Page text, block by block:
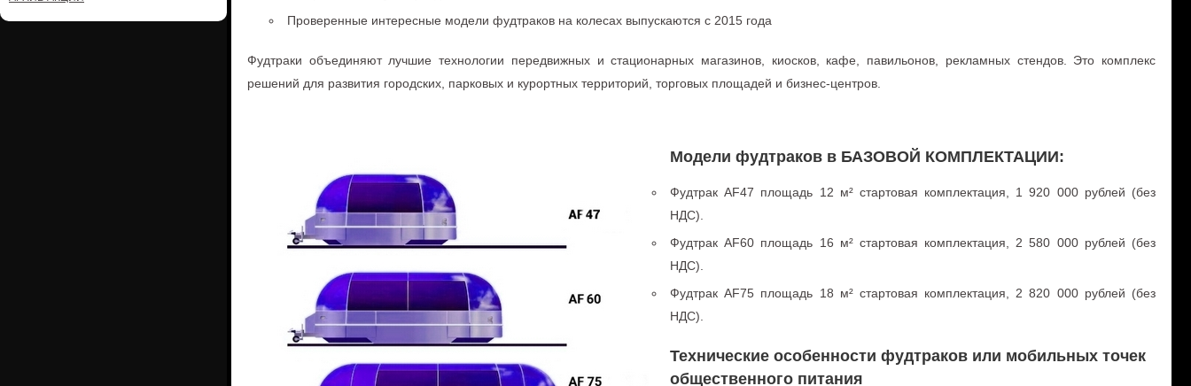
Проверенные интересные модели фудтраков на колесах выпускаются с 2015 года
Фудтраки объединяют лучшие технологии передвижных и стационарных магазинов, киосков, кафе, павильонов, рекламных стендов. Это комплекс
решений для развития городских, парковых и курортных территорий, торговых площадей и бизнес-центров.
Модели фудтраков в БАЗОВОЙ КОМПЛЕКТАЦИИ:
Фудтрак AF47 площадь 12 м² стартовая комплектация, 1 920 000 рублей (без
НДС).
Фудтрак AF60 площадь 16 м² стартовая комплектация, 2 580 000 рублей (без
НДС).
Фудтрак AF75 площадь 18 м² стартовая комплектация, 2 820 000 рублей (без
НДС).
Технические особенности фудтраков или мобильных точек
общественного питания